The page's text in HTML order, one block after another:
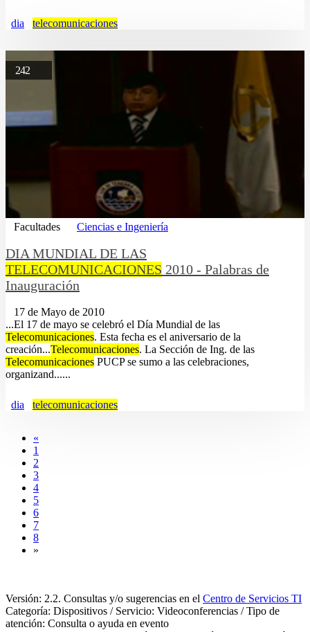
dia telecomunicaciones
242
Facultades Ciencias e Ingeniería
DIA MUNDIAL DE LAS
TELECOMUNICACIONES 2010 - Palabras de
Inauguración
17 de Mayo de 2010
...El 17 de mayo se celebró el Día Mundial de las
Telecomunicaciones. Esta fecha es el aniversario de la
creación...Telecomunicaciones. La Sección de Ing. de las
Telecomunicaciones PUCP se sumo a las celebraciones,
organizand......
dia telecomunicaciones
«
1
2
3
4
5
6
7
8
»
Versión: 2.2. Consultas y/o sugerencias en el Centro de Servicios TI
Categoría: Dispositivos / Servicio: Videoconferencias / Tipo de
atención: Consulta o ayuda en evento